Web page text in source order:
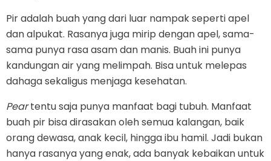
Pir adalah buah yang dari luar nampak seperti apel
dan alpukat. Rasanya juga mirip dengan apel, sama-
sama punya rasa asam dan manis. Buah ini punya
kandungan air yang melimpah. Bisa untuk melepas
dahaga sekaligus menjaga kesehatan.
Peartentu saja punya manfaat bagi tubuh. Manfaat
buah pir bisa dirasakan oleh semua kalangan, baik
orang dewasa, anak kecil, hingga ibu hamil. Jadi bukan
hanya rasanya yang enak, ada banyak kebaikan untuk